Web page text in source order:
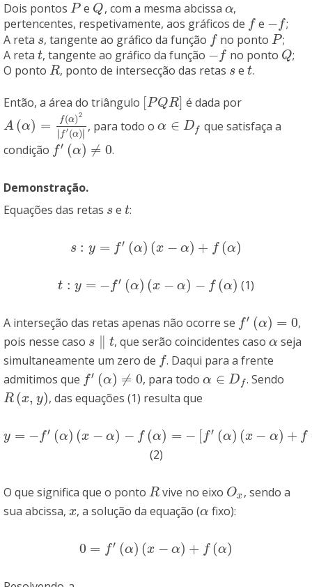
Dois pontos P
P e Q
Q , com a mesma abcissa α
α ,
pertencentes, respetivamente, aos gráficos de f
f e − f
−f ;
A reta s
s, tangente ao gráfico da função f
f no pontoP
P ;
A reta t
t, tangente ao gráfico da função − f
−f no ponto Q
Q;
O ponto R
R , ponto de intersecção das retas s
s et
t.
Então, a área do triângulo [PQR]
PQR] é dada por
A (α) = f(α)2
∣∣ f′(α)∣∣
A( α)=f( α)2 |f′(α)|, para todo o α ∈ Df
α∈D f
que satisfaça a
condição f′ (α) ≠ 0
f′(α)≠0 .
Demonstração.
Equações das retas s
se t
t:
s : y = f′ (α) (x − α) + f (α)
s: y =f′ α) x− α)+f( α)
t : y = − f′ (α) (x − α) − f (α)
t: y =− f′(α )(x−α )−f(α ) (1)
A interseção das retas apenas não ocorre se f′ (α) = 0
f′(α)=0
,
pois nesse caso s ∥ t
s∥ , que serão coincidentes casoα
α seja
simultaneamente um zero de f
f . Daqui para a frente
admitimos que f′ (α) ≠ 0
f′(α)≠0 , para todoα ∈ D f
α∈D f . Sendo
R (x, y)
R( x,y) , das equações (1) resulta que
y = − f′ (α) (x − α) − f (α) = − [ f′ (α) (x − α) + f
y= −f (α)(x −α)− (α) =− [f′(α )(x −α)+f( α)]=−y ⇔y =0
(2)
O que significa que o ponto R
R vive no eixo Ox
Ox , sendo a
sua abcissa, x
x, a solução da equação (α
α fixo):
0 = f′ (α) (x − α) + f (α)
0=f′( α)(x−α)+f(α )